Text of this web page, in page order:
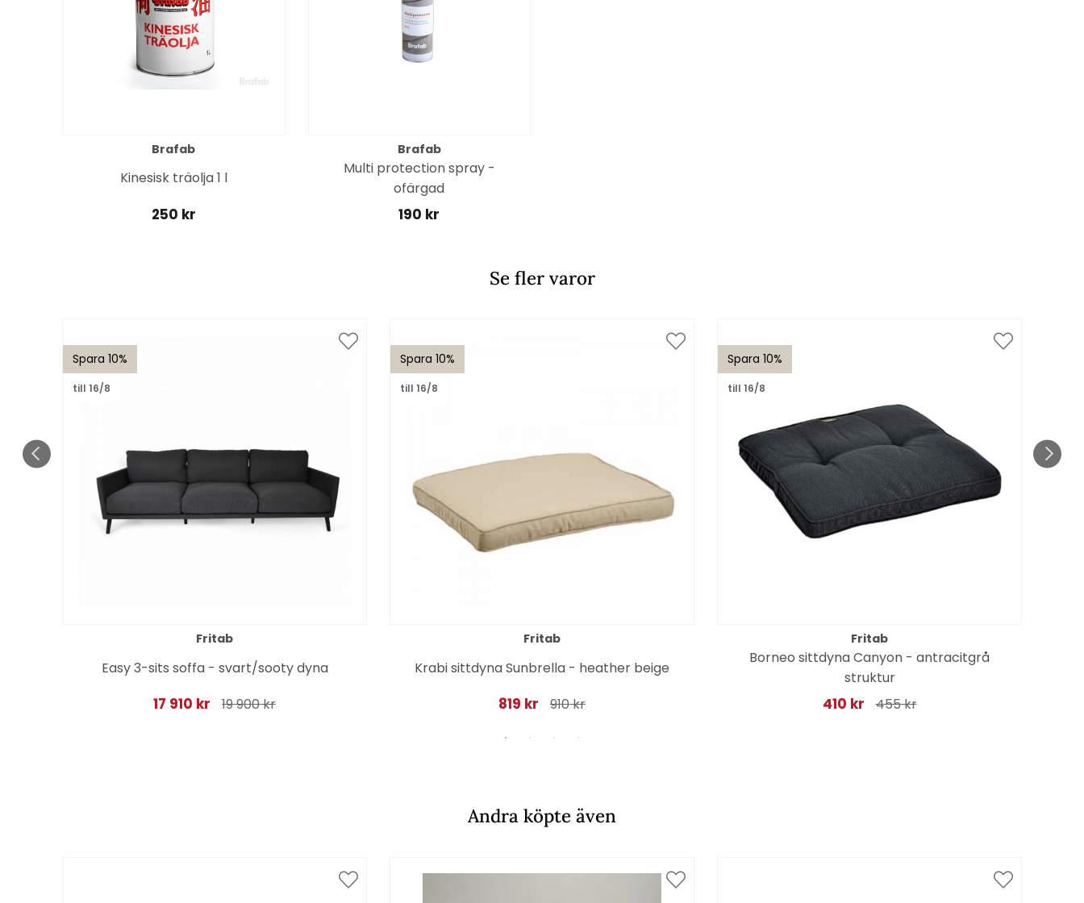
Brafab
Kinesisk träolja 1 l
250 kr
Brafab
Multi protection spray -
ofärgad
190 kr
Se fler varor
Spara 10%
till 16/8
Fritab
Easy 3-sits soffa - svart/sooty dyna
17 910 kr 19 900 kr
Spara 10%
till 16/8
Fritab
Krabi sittdyna Sunbrella - heather beige
819 kr 910 kr
Spara 10%
till 16/8
Fritab
Borneo sittdyna Canyon - antracitgrå
struktur
410 kr 455 kr
Andra köpte även